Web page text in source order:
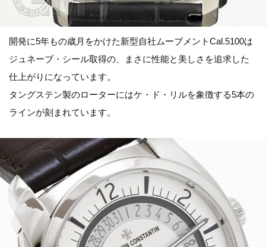
開発に5年もの歳月をかけた新型自社ムーブメントCal.5100は
ジュネーブ・シール取得の、まさに性能と美しさを追求した
仕上がりになっています。
タングステン製のローターにはケ・ド・リルを象徴する5本の
ラインが刻まれています。